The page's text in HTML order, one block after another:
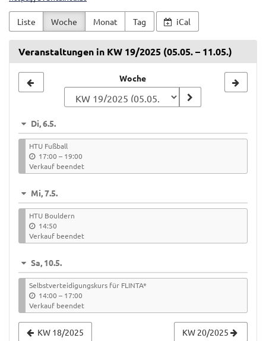
Liste Woche Monat Tag iCal
Veranstaltungen in KW 19/2025 (05.05. – 11.05.)
zur
auswählen
Woche
Di, 6.5.
HTU Fußball
17:00 –b
i
s
19:00
Verkauf beendet
Mi, 7.5.
HTU Bouldern
14:50
Verkauf beendet
Sa, 10.5.
Selbstverteidigungskurs für FLINTA*
14:00 –b
i
s
17:00
Verkauf beendet
KW 18/2025 KW 20/2025